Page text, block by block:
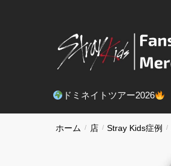
へ
キ
ドミネイトツアー2026
ホーム / 店 / Stray Kids症例 /